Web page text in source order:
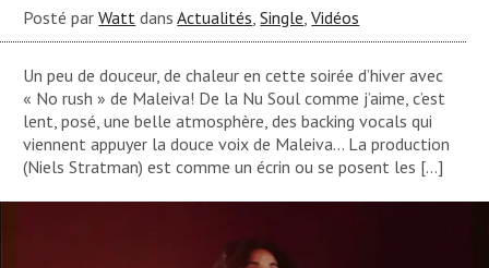
Posté parWatt dansActualités ,Single ,Vidéos
Un peu de douceur, de chaleur en cette soirée d’hiver avec
« No rush » de Maleiva! De la Nu Soul comme j’aime, c’est
lent, posé, une belle atmosphère, des backing vocals qui
viennent appuyer la douce voix de Maleiva… La production
(Niels Stratman) est comme un écrin ou se posent les […]